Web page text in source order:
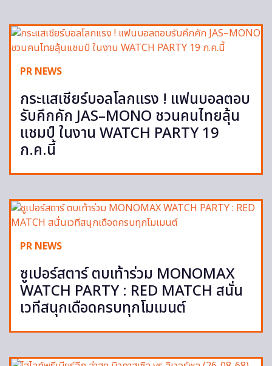
PR NEWS
กระแสเชียร์บอลโลกแรง ! แฟนบอลตอบ
รับคึกคัก JAS–MONO ชวนคนไทยลุ้น
แชมป์ ในงาน WATCH PARTY 19
ก.ค.นี้
PR NEWS
ซูเปอร์สตาร์ ตบเท้าร่วม MONOMAX
WATCH PARTY : RED MATCH สนั่น
เวทีสนุกเดือดครบทุกโมเมนต์